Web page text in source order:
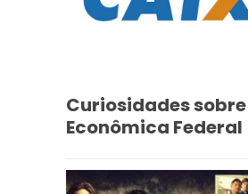
Curiosidades
Econômica Federal